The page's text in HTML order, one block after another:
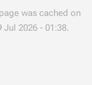
was cached on
Jul 2026 - 01:38.